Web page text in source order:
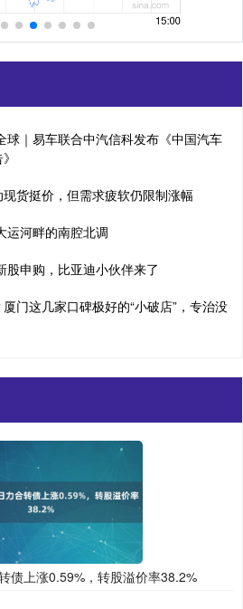
球｜易车联合中汽信科发布《中国汽车
货挺价，但需求疲软仍限制涨幅
运河畔的南腔北调
股申购，比亚迪小伙伴来了
门这几家口碑极好的“小破店”，专治没
债上涨0.59%，转股溢价率38.2%